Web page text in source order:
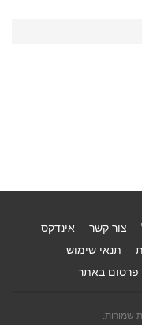
צור קשר
אינדקס
תנאי שימוש
פרסום באתר